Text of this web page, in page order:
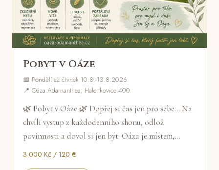
Pobyt v Oáze
📅 Pondělí až čtvrtek 10.8.-13.8.2026
📍 Oáza Adamanthea, Halenkovice 400
🌿 Pobyt v Oáze 🌿 Dopřej si čas jen pro sebe... Na
chvíli vystup z každodenního shonu, odlož
povinnosti a dovol si jen být. Oáza je místem,…
3 000 Kč / 120 €